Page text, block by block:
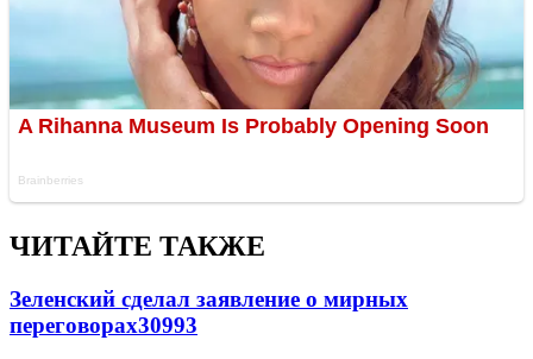
ЧИТАЙТЕ ТАКЖЕ
Зеленский сделал заявление о мирных
переговорах30993